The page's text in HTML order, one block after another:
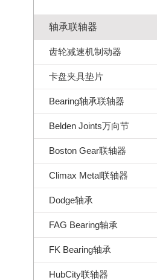
轴承联轴器
齿轮减速机制动器
卡盘夹具垫片
Bearing轴承联轴器
Belden Joints万向节
Boston Gear联轴器
Climax Metal联轴器
Dodge轴承
FAG Bearing轴承
FK Bearing轴承
HubCity联轴器